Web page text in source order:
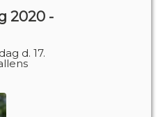
2020 -
d. 17.